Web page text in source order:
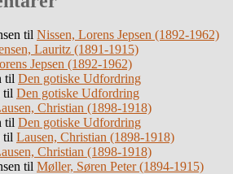
til Nissen, Lorens Jepsen (1892-1962)
Lauritz (1891-1915)
Jepsen (1892-1962)
til Den gotiske Udfordring
til Den gotiske Udfordring
Christian (1898-1918)
til Den gotiske Udfordring
til Lausen, Christian (1898-1918)
Christian (1898-1918)
til Møller, Søren Peter (1894-1915)